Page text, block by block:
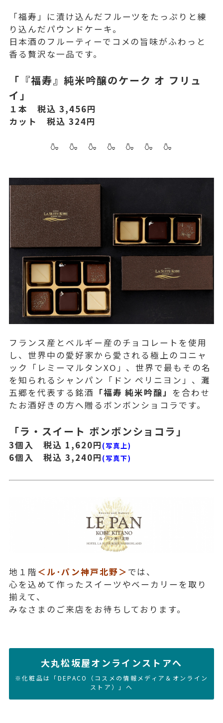
「福寿」に漬け込んだフルーツをたっぷりと練
り込んだパウンドケーキ。
日本酒のフルーティーでコメの旨味がふわっと
香る贅沢な一品です。
「『福寿』純米吟醸のケーク オ フリュ
イ」
１本 税込 3,456円
カット 税込 324円
🍶 🍶 🍶 🍶 🍶 🍶 🍶
フランス産とベルギー産のチョコレートを使用
し、世界中の愛好家から愛される極上のコニャ
ック「レミーマルタンXO」、世界で最もその名
を知られるシャンパン「ドン ペリニヨン」、灘
五郷を代表する銘酒 「福寿 純米吟醸」 を合わせ
たお酒好きの方へ贈るボンボンショコラです。
「ラ・スイート ボンボンショコラ」
3個入 税込 1,620円 (写真上)
6個入 税込 3,240円 (写真下)
地１階 ＜ル･パン神戸北野＞ では、
心を込めて作ったスイーツやベーカリーを取り
揃えて、
みなさまのご来店をお待ちしております。
大丸松坂屋オンラインストアへ
※化粧品は「DEPACO（コスメの情報メディア＆オンライン
ストア）」へ